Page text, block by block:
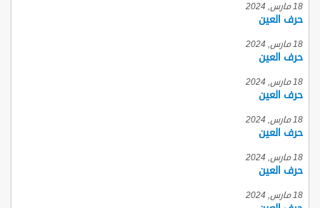
18 مارس, 2024
حرف العين
18 مارس, 2024
حرف العين
18 مارس, 2024
حرف العين
18 مارس, 2024
حرف العين
18 مارس, 2024
حرف العين
18 مارس, 2024